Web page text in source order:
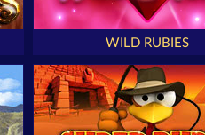
WILD RUBIES